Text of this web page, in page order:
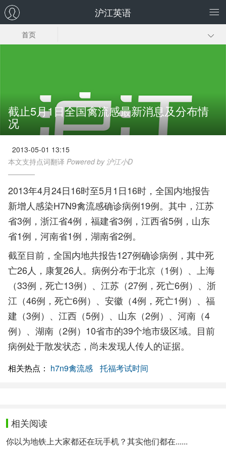
沪江英语
首页
截止5月1日全国禽流感最新消息及分布情
况
2013-05-01 13:15
本文支持点词翻译 Powered by 沪江小D
2013年4月24日16时至5月1日16时，全国内地报告
新增人感染H7N9禽流感确诊病例19例。其中，江苏
省3例，浙江省4例，福建省3例，江西省5例，山东
省1例，河南省1例，湖南省2例。
截至目前，全国内地共报告127例确诊病例，其中死
亡26人，康复26人。病例分布于北京（1例）、上海
（33例，死亡13例）、江苏（27例，死亡6例）、浙
江（46例，死亡6例）、安徽（4例，死亡1例）、福
建（3例）、江西（5例）、山东（2例）、河南（4
例）、湖南（2例）10省市的39个地市级区域。目前
病例处于散发状态，尚未发现人传人的证据。
相关热点： h7n9禽流感 托福考试时间
相关阅读
你以为地铁上大家都还在玩手机？其实他们都在......